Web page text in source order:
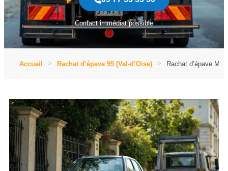
Contact immédiat possible
Accueil Rachat d’épave 95 (Val-d’Oise) Rachat d’épave